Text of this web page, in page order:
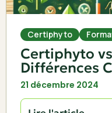
Certiphyto
Certiphyto
Différences
21 décembre 2024